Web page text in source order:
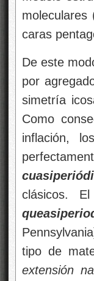
moleculares
caras
De este
por
simetría
Como
inflación,
clásicos.
tipo de
extensión